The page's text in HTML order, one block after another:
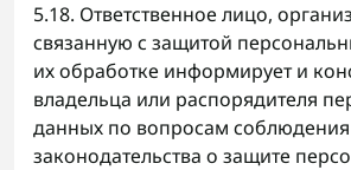
5.18. Ответственное лицо,
связанную с защитой
их обработке информирует и
владельца или распорядителя
данных по вопросам соблюдения
законодательства о защите